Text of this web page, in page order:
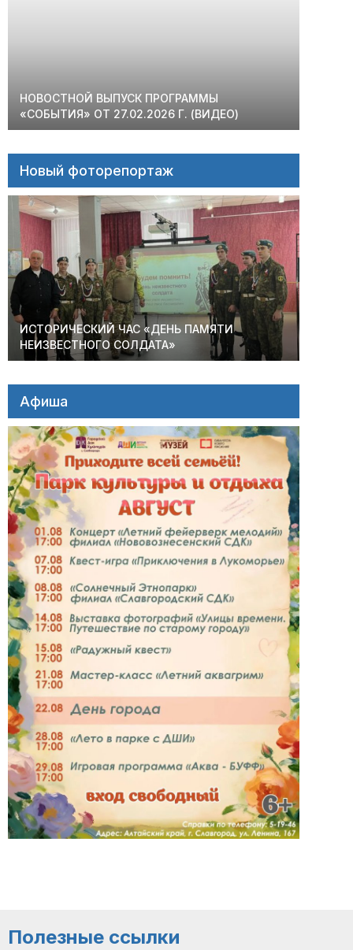
НОВОСТНОЙ ВЫПУСК ПРОГРАММЫ
«СОБЫТИЯ» ОТ 27.02.2026 Г. (ВИДЕО)
Новый фоторепортаж
ИСТОРИЧЕСКИЙ ЧАС «ДЕНЬ ПАМЯТИ
НЕИЗВЕСТНОГО СОЛДАТА»
Афиша
Полезные ссылки